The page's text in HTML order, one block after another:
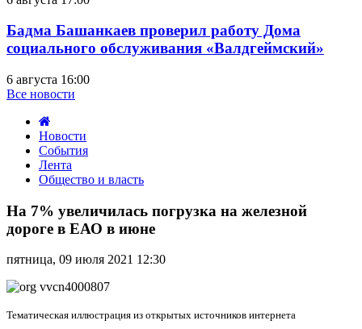
Бадма Башанкаев проверил работу Дома
социального обслуживания «Валдгеймский»
6 августа 16:00
Все новости
Новости
События
Лента
Общество и власть
7%
увеличилась
погрузка
железной
дороге
в
На 7% увеличилась погрузка на железной
дороге в ЕАО в июне
пятница, 09 июля 2021 12:30
Тематическая иллюстрация из открытых источников интернета